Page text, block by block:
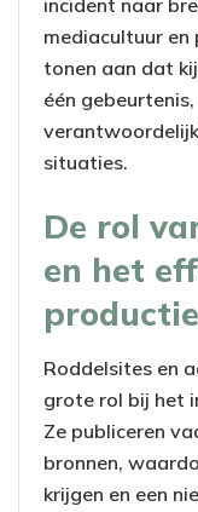
mediacultuur en
tonen aan dat
één
situaties.
De rol
en het
productie
Roddelsites en
grote rol bij het
Ze publiceren
bronnen,
krijgen en een